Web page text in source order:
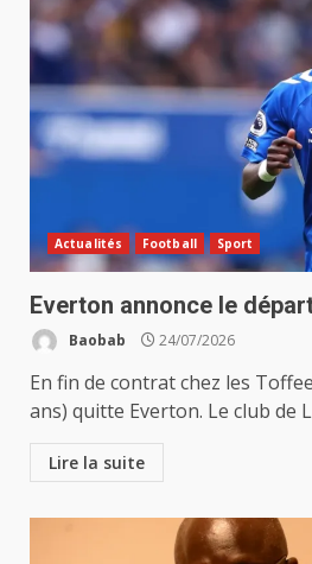
Actualités Football Sport
Everton annonce le
Baobab 24/07/2026
En fin de contrat chez les
ans) quitte Everton. Le club de
Lire la suite